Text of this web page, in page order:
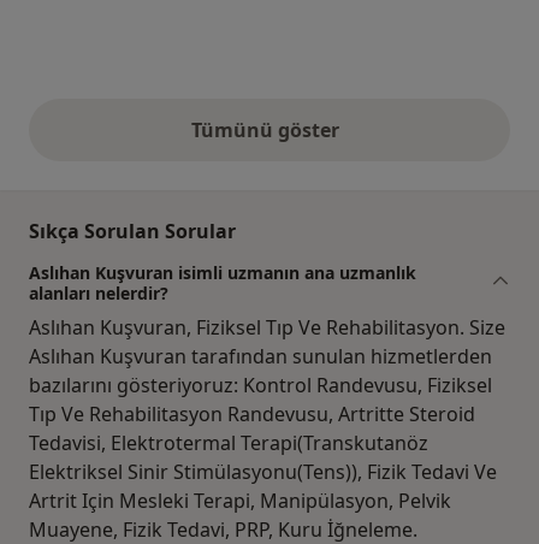
Tümünü gösteryukarıdaki görüşler
Sıkça Sorulan Sorular
Aslıhan Kuşvuran isimli uzmanın ana uzmanlık
alanları nelerdir?
Aslıhan Kuşvuran, Fiziksel Tıp Ve Rehabilitasyon. Size
Aslıhan Kuşvuran tarafından sunulan hizmetlerden
bazılarını gösteriyoruz: Kontrol Randevusu, Fiziksel
Tıp Ve Rehabilitasyon Randevusu, Artritte Steroid
Tedavisi, Elektrotermal Terapi(Transkutanöz
Elektriksel Sinir Stimülasyonu(Tens)), Fizik Tedavi Ve
Artrit Için Mesleki Terapi, Manipülasyon, Pelvik
Muayene, Fizik Tedavi, PRP, Kuru İğneleme.